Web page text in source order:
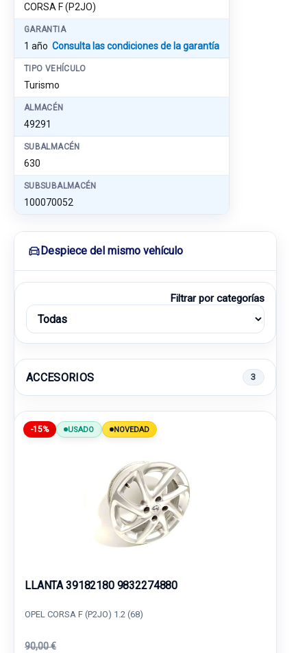
CORSA F (P2JO)
GARANTIA
1 año Consulta las condiciones de la garantía
TIPO VEHÍCULO
Turismo
ALMACÉN
49291
SUBALMACÉN
630
SUBSUBALMACÉN
100070052
Despiece del mismo vehículo
Filtrar por categorías
ACCESORIOS 3
-15% USADO NOVEDAD
LLANTA 39182180 9832274880
OPEL CORSA F (P2JO) 1.2 (68)
90,00 €